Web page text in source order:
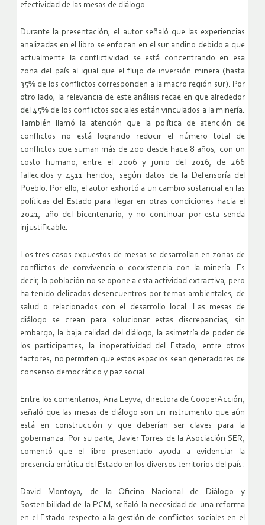
efectividad de las mesas de diálogo.
Durante la presentación, el autor señaló que las experiencias
analizadas en el libro se enfocan en el sur andino debido a que
actualmente la conflictividad se está concentrando en esa
zona del país al igual que el flujo de inversión minera (hasta
35% de los conflictos corresponden a la macro región sur). Por
otro lado, la relevancia de este análisis recae en que alrededor
del 45% de los conflictos sociales están vinculados a la minería.
También llamó la atención que la política de atención de
conflictos no está logrando reducir el número total de
conflictos que suman más de 200 desde hace 8 años, con un
costo humano, entre el 2006 y junio del 2016, de 266
fallecidos y 4511 heridos, según datos de la Defensoría del
Pueblo. Por ello, el autor exhortó a un cambio sustancial en las
políticas del Estado para llegar en otras condiciones hacia el
2021, año del bicentenario, y no continuar por esta senda
injustificable.
Los tres casos expuestos de mesas se desarrollan en zonas de
conflictos de convivencia o coexistencia con la minería. Es
decir, la población no se opone a esta actividad extractiva, pero
ha tenido delicados desencuentros por temas ambientales, de
salud o relacionados con el desarrollo local. Las mesas de
diálogo se crean para solucionar estas discrepancias, sin
embargo, la baja calidad del diálogo, la asimetría de poder de
los participantes, la inoperatividad del Estado, entre otros
factores, no permiten que estos espacios sean generadores de
consenso democrático y paz social.
Entre los comentarios, Ana Leyva, directora de CooperAcción,
señaló que las mesas de diálogo son un instrumento que aún
está en construcción y que deberían ser claves para la
gobernanza. Por su parte, Javier Torres de la Asociación SER,
comentó que el libro presentado ayuda a evidenciar la
presencia errática del Estado en los diversos territorios del país.
David Montoya, de la Oficina Nacional de Diálogo y
Sostenibilidad de la PCM, señaló la necesidad de una reforma
en el Estado respecto a la gestión de conflictos sociales en el